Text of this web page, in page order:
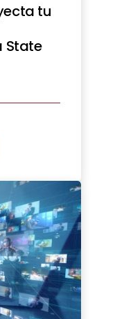
tu
State